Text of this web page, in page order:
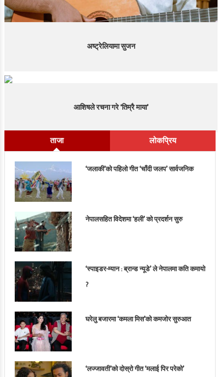
अष्ट्रेलियामा सुजन
आशिषले रचना गरे ‘तिम्रै माया’
ताजा लोकप्रिय
‘जलाकी’को पहिलो गीत ‘चाँदी जलप’ सार्वजनिक
नेपालसहित विदेशमा ‘हली’ को प्रदर्शन सुरु
‘स्पाइडर-म्यान : ब्रान्ड न्यूडे’ ले नेपालमा कति कमायो
?
घरेलु बजारमा ‘कमला मिस’को कमजोर सुरुआत
‘लज्जावती’को दोस्रो गीत ‘मलाई पिर परेको’